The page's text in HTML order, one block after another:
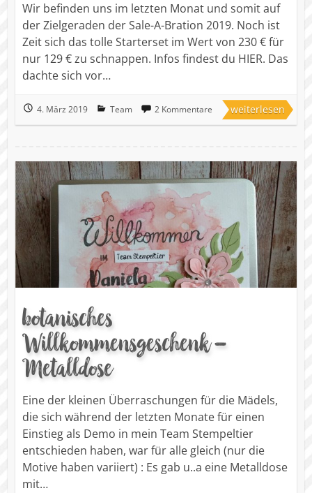
Wir befinden uns im letzten Monat und somit auf
der Zielgeraden der Sale-A-Bration 2019. Noch ist
Zeit sich das tolle Starterset im Wert von 230 € für
nur 129 € zu schnappen. Infos findest du HIER. Das
dachte sich vor…
4. März 2019 Team 2 Kommentare weiterlesen
botanisches
Willkommensgeschenk –
Metalldose
Eine der kleinen Überraschungen für die Mädels,
die sich während der letzten Monate für einen
Einstieg als Demo in mein Team Stempeltier
entschieden haben, war für alle gleich (nur die
Motive haben variiert) : Es gab u..a eine Metalldose
mit…